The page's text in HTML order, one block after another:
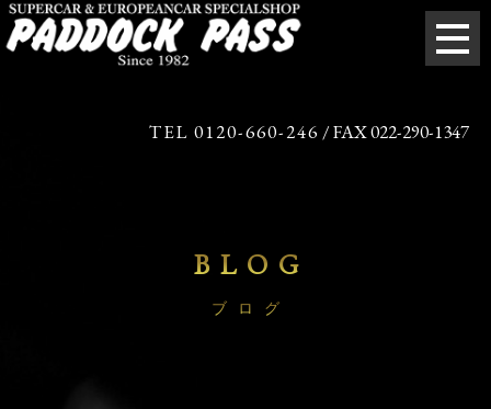
TEL 0120-660-246 / FAX 022-290-1347
BLOG
ブログ